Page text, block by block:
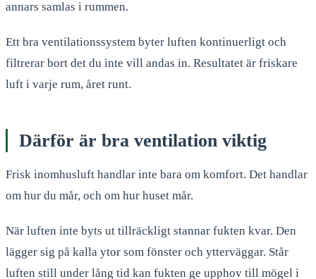
annars samlas i rummen.
Ett bra ventilationssystem byter luften kontinuerligt och
filtrerar bort det du inte vill andas in. Resultatet är friskare
luft i varje rum, året runt.
Därför är bra ventilation viktig
Frisk inomhusluft handlar inte bara om komfort. Det handlar
om hur du mår, och om hur huset mår.
När luften inte byts ut tillräckligt stannar fukten kvar. Den
lägger sig på kalla ytor som fönster och ytterväggar. Står
luften still under lång tid kan fukten ge upphov till mögel i